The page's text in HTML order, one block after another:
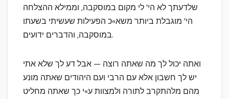
שלדעתך לא הי’ לי מקום במוסקבה, וממילא ההצלחה
הי’ מוגבלת ביותר משא»כ הפעילות שעשיתי בשעתו
במוסקבה, והדברים ידועים.
ואתה יכול לך מה שאתה רוצה — אבל דע לך שלא אתי
יש לך חשבון אלא עם הרבי ועם היהודים שאתה מונע
מהם מלהתקרב לתורה ולמצוות ע»י כך שאתה מחליט